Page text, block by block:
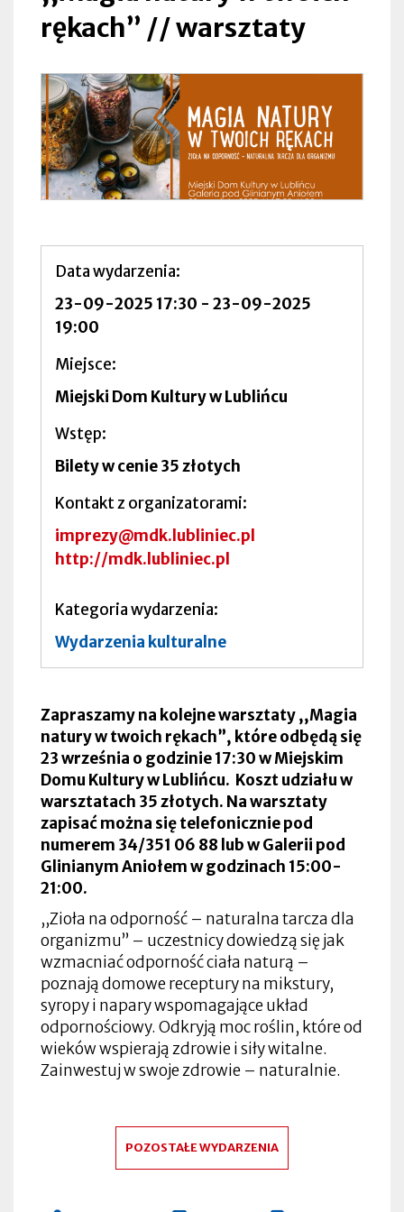
rękach” // warsztaty
Data wydarzenia
23-09-2025 17:30 - 23-09-2025
19:00
Miejsce
Miejski Dom Kultury w Lublińcu
Wstęp
Bilety w cenie 35 złotych
Kontakt z organizatorami
imprezy@mdk.lubliniec.pl
http://mdk.lubliniec.pl
Kategoria wydarzenia
Wydarzenia kulturalne
Zapraszamy na kolejne warsztaty ,,Magia
natury w twoich rękach”, które odbędą się
23 września o godzinie 17:30 w Miejskim
Domu Kultury w Lublińcu. Koszt udziału w
warsztatach 35 złotych. Na warsztaty
zapisać można się telefonicznie pod
numerem 34/351 06 88 lub w Galerii pod
Glinianym Aniołem w godzinach 15:00-
21:00.
,,Zioła na odporność – naturalna tarcza dla
organizmu” – uczestnicy dowiedzą się jak
wzmacniać odporność ciała naturą –
poznają domowe receptury na mikstury,
syropy i napary wspomagające układ
odpornościowy. Odkryją moc roślin, które od
wieków wspierają zdrowie i siły witalne.
Zainwestuj w swoje zdrowie – naturalnie.
POZOSTAŁE WYDARZENIA